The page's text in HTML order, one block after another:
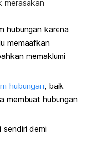
merasakan
hubungan karena
memaafkan
memaklumi
hubungan, baik
membuat hubungan
sendiri demi